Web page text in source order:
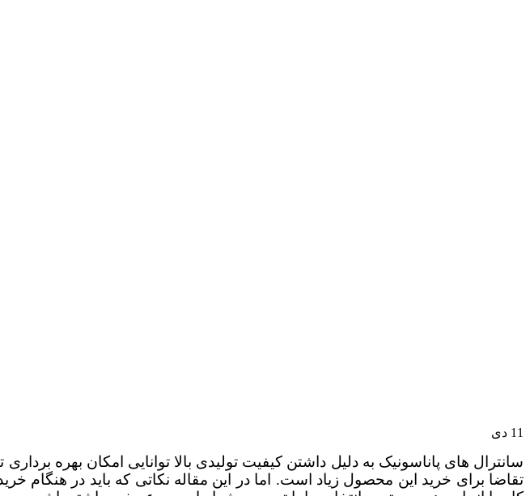
11 دی
تقاضا برای خرید این محصول زیاد است. اما در این مقاله نکاتی که باید در